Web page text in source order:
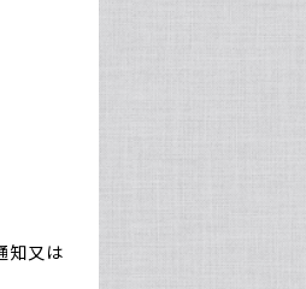
知又は